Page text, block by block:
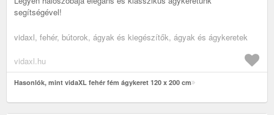
segítségével!
vidaxl, fehér, bútorok, ágyak és kiegészítők, ágyak és ágykeretek
vidaxl.hu
Hasonlók, mint vidaXL fehér fém ágykeret 120 x 200 cm